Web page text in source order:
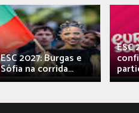
ESC 2027: Burgas e
Sófia na corrida...
ESC